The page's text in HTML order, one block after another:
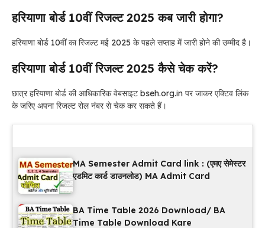
हरियाणा बोर्ड 10वीं रिजल्ट 2025 कब जारी होगा?
हरियाणा बोर्ड 10वीं का रिजल्ट मई 2025 के पहले सप्ताह में जारी होने की उम्मीद है।
हरियाणा बोर्ड 10वीं रिजल्ट 2025 कैसे चेक करें?
छात्र हरियाणा बोर्ड की आधिकारिक वेबसाइट bseh.org.in पर जाकर एक्टिव लिंक
के जरिए अपना रिजल्ट रोल नंबर से चेक कर सकते हैं।
MA Semester Admit Card link : (एमए सेमेस्टर
एडमिट कार्ड डाउनलोड) MA Admit Card
BA Time Table 2026 Download/ BA
Time Table Download Kare